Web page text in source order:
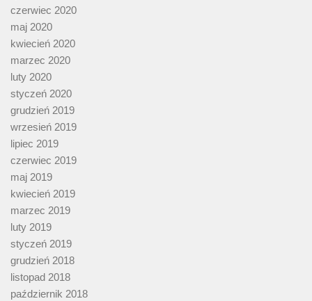
czerwiec 2020
maj 2020
kwiecień 2020
marzec 2020
luty 2020
styczeń 2020
grudzień 2019
wrzesień 2019
lipiec 2019
czerwiec 2019
maj 2019
kwiecień 2019
marzec 2019
luty 2019
styczeń 2019
grudzień 2018
listopad 2018
październik 2018